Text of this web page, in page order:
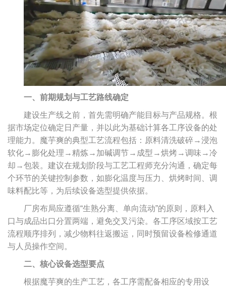
一、前期规划与工艺路线确定
建设生产线之前，首先需明确产能目标与产品规格。根
据市场定位确定日产量，并以此为基础计算各工序设备的处
理能力。魔芋爽的典型工艺流程包括：原料清洗破碎→浸泡
软化→膨化处理→精炼→加碱调节→成型→烘烤→调味→冷
却→包装。建议在规划阶段与工艺工程师充分沟通，确定每
个环节的关键控制参数，如膨化温度与压力、烘烤时间、调
味料配比等，为后续设备选型提供依据。
厂房布局应遵循“生熟分离、单向流动”的原则，原料入
口与成品出口分置两端，避免交叉污染。各工序区域按工艺
流程顺序排列，减少物料往返搬运，同时预留设备检修通道
与人员操作空间。
二、核心设备选型要点
根据魔芋爽的生产工艺，各工序需配备相应的专用设